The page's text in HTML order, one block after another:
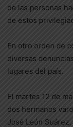
de las personas
de estos
En otro orden de
diversas
lugares del país.
El martes 12 de
dos hermanos
José León